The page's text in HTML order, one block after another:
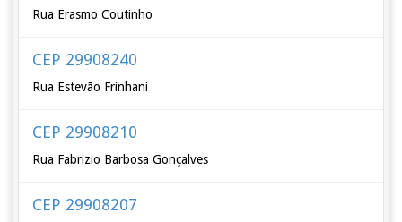
Rua Erasmo Coutinho
CEP 29908240
Rua Estevão Frinhani
CEP 29908210
Rua Fabrizio Barbosa Gonçalves
CEP 29908207